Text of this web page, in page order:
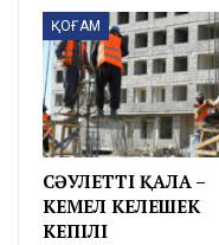
ҚОҒАМ
СӘУЛЕТТІ ҚАЛА –
КЕМЕЛ КЕЛЕШЕК
КЕПІЛІ